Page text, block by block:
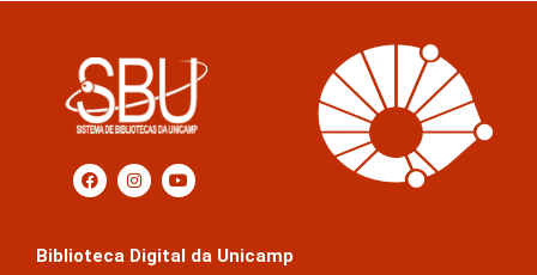
Biblioteca Digital da Unicamp